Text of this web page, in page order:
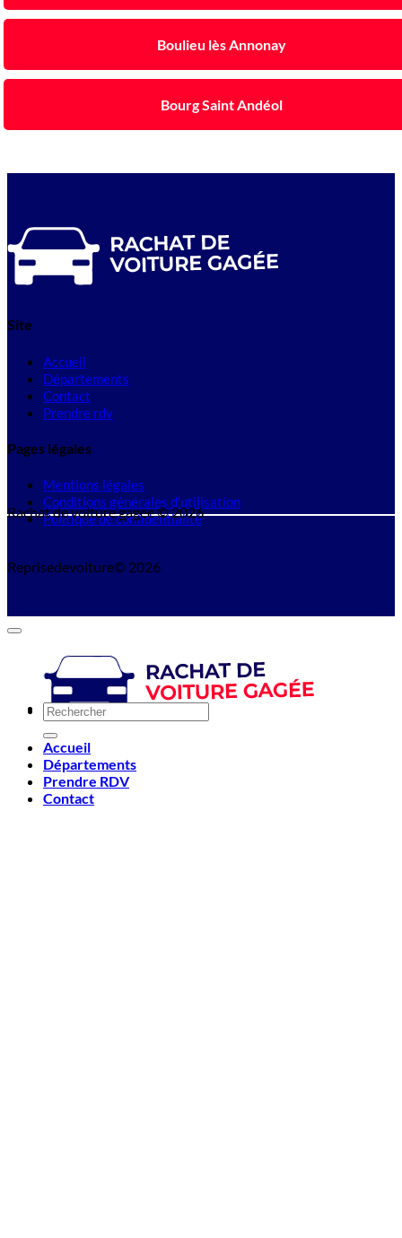
Boulieu lès Annonay
Bourg Saint Andéol
Site
Accueil
Départements
Contact
Prendre rdv
Pages légales
Mentions légales
Conditions générales d'utilisation
Politique de confidentialité
Rachat de voiture gagee © 2026
Reprisedevoiture© 2026
Accueil
Départements
Prendre RDV
Contact